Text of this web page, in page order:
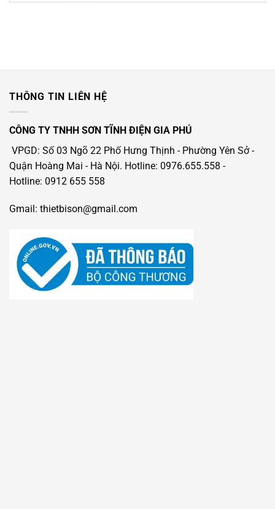
5 sao
THÔNG TIN LIÊN HỆ
CÔNG TY TNHH SƠN TĨNH ĐIỆN GIA PHÚ
VPGD: Số 03 Ngõ 22 Phố Hưng Thịnh - Phường Yên Sở -
Quận Hoàng Mai - Hà Nội. Hotline: 0976.655.558 -
Hotline: 0912 655 558
Gmail: thietbison@gmail.com